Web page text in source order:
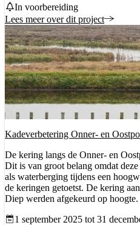
Status
In voorbereiding
Lees meer over dit project
Kadeverbetering Onner- en
De kering langs de Onner- en
Dit is van groot belang omdat
als waterberging tijdens een
de keringen getoetst. De kering
Diep werden afgekeurd op hoogte.
Datum vanaf
1 september 2025 tot 31